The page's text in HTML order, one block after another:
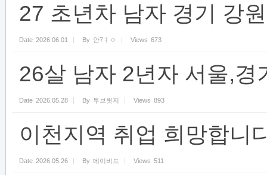
27 초년차 남자 경기 강
Date 2026.06.01 By 안7ㅕㅇ Views 673
26살 남자 2년자 서울,경
Date 2026.05.28 By 투브릿지 Views 893
이천지역 취업 희망합니
Date 2026.05.26 By 데이비드 Views 511